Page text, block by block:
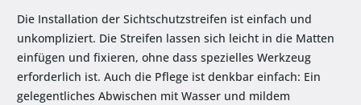
Die Installation der Sichtschutzstreifen ist einfach und
unkompliziert. Die Streifen lassen sich leicht in die Matten
einfügen und fixieren, ohne dass spezielles Werkzeug
erforderlich ist. Auch die Pflege ist denkbar einfach: Ein
gelegentliches Abwischen mit Wasser und mildem